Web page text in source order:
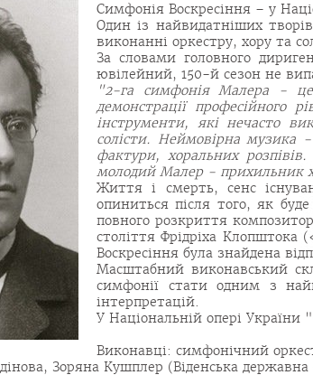
Cимфонія Воскресіння – у
Один із найвидатніших
виконанні оркестру, хору та
За словами головного
ювілейний, 150-й сезон не
"2-га симфонія Малера - це
демонстрації професійного
інструменти, які нечасто
солісти. Неймовірна музика
фактури, хоральних
молодий Малер - прихильник
Життя і смерть, сенс
опиниться після того, як
повного розкриття
століття Фрідріха Клопштока
Воскресіння була знайдена
Масштабний виконавський
симфонії стати одним з
інтерпретацій.
У Національній опері України
Виконавці: симфонічний
Зоряна Кушплер (Віденська державна